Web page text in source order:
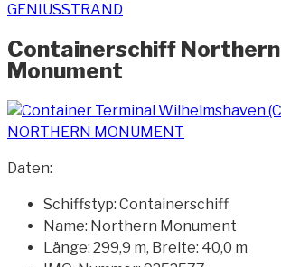
GENIUSSTRAND
Containerschiff Northern
Monument
Daten:
Schiffstyp: Containerschiff
Name: Northern Monument
Länge: 299,9 m, Breite: 40,0 m